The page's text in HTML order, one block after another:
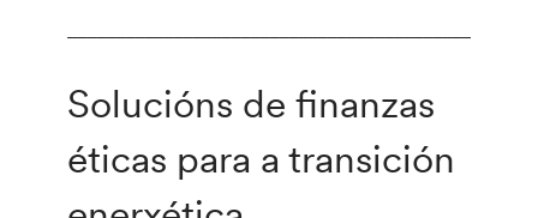
Solucións de finanzas
éticas para a transición